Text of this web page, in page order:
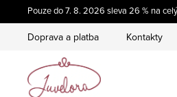
na
Pouze do 7. 8. 2026 sleva 26 % na
Doprava a platba Kontakty